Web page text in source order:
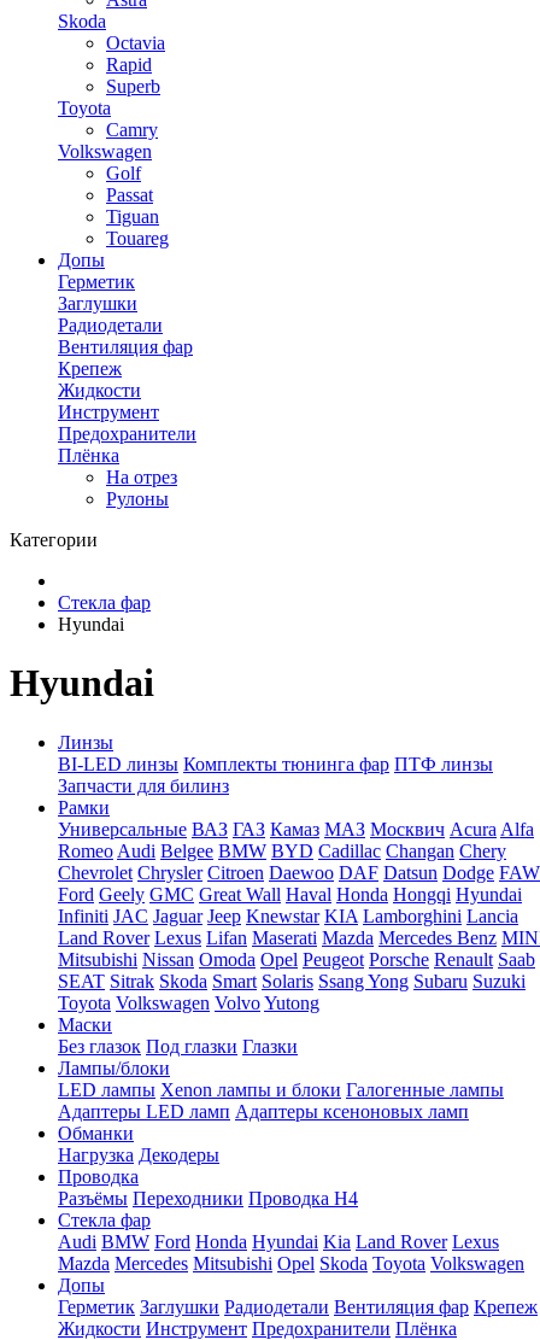
Skoda
Octavia
Rapid
Superb
Toyota
Camry
Volkswagen
Golf
Passat
Tiguan
Touareg
Допы
Герметик
Заглушки
Радиодетали
Вентиляция фар
Крепеж
Жидкости
Инструмент
Предохранители
Плёнка
На отрез
Рулоны
Категории
Стекла фар
Hyundai
Hyundai
Линзы
BI-LED линзы Комплекты тюнинга фар ПТФ линзы
Запчасти для билинз
Рамки
Универсальные ВАЗ ГАЗ Камаз МАЗ Москвич Acura Alfa
Romeo Audi Belgee BMW BYD Cadillac Changan Chery
Chevrolet Chrysler Citroen Daewoo DAF Datsun Dodge FAW
Ford Geely GMC Great Wall Haval Honda Hongqi Hyundai
Infiniti JAC Jaguar Jeep Knewstar KIA Lamborghini Lancia
Land Rover Lexus Lifan Maserati Mazda Mercedes Benz
Mitsubishi Nissan Omoda Opel Peugeot Porsche Renault Saab
SEAT Sitrak Skoda Smart Solaris Ssang Yong Subaru Suzuki
Toyota Volkswagen VolvoYutong
Маски
Без глазок Под глазки Глазки
Лампы/блоки
LED лампы Xenon лампы и блоки Галогенные лампы
Адаптеры LED ламп Адаптеры ксеноновых ламп
Обманки
Нагрузка Декодеры
Проводка
Разъёмы Переходники Проводка H4
Стекла фар
Audi BMW Ford Honda Hyundai Kia Land Rover Lexus
Mazda Mercedes Mitsubishi Opel Skoda Toyota Volkswagen
Допы
Герметик Заглушки Радиодетали Вентиляция фар Крепеж
Жидкости Инструмент Предохранители Плёнка